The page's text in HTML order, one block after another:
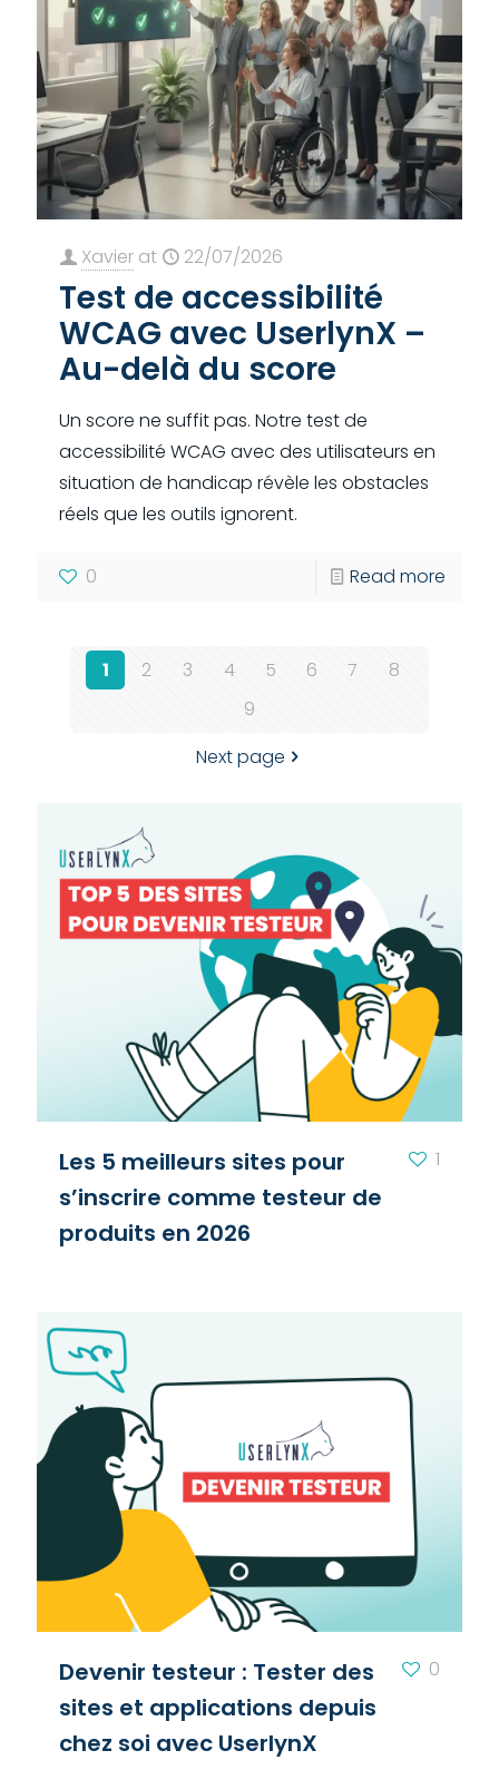
Xavier at 22/07/2026
Test de accessibilité
WCAG avec UserlynX –
Au-delà du score
Un score ne suffit pas. Notre test de
accessibilité WCAG avec des utilisateurs en
situation de handicap révèle les obstacles
réels que les outils ignorent.
0 Read more
1 2 3 4 5 6 7
8
9
Next page
Les 5 meilleurs sites pour
s’inscrire comme testeur de
produits en 2026
1
Devenir testeur : Tester des
sites et applications depuis
chez soi avec UserlynX
0